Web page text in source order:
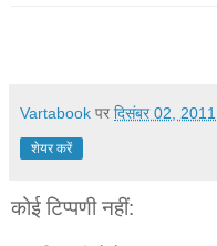
Vartabook पर दिसंबर 02, 2011
शेयर करें
कोई टिप्पणी नहीं: